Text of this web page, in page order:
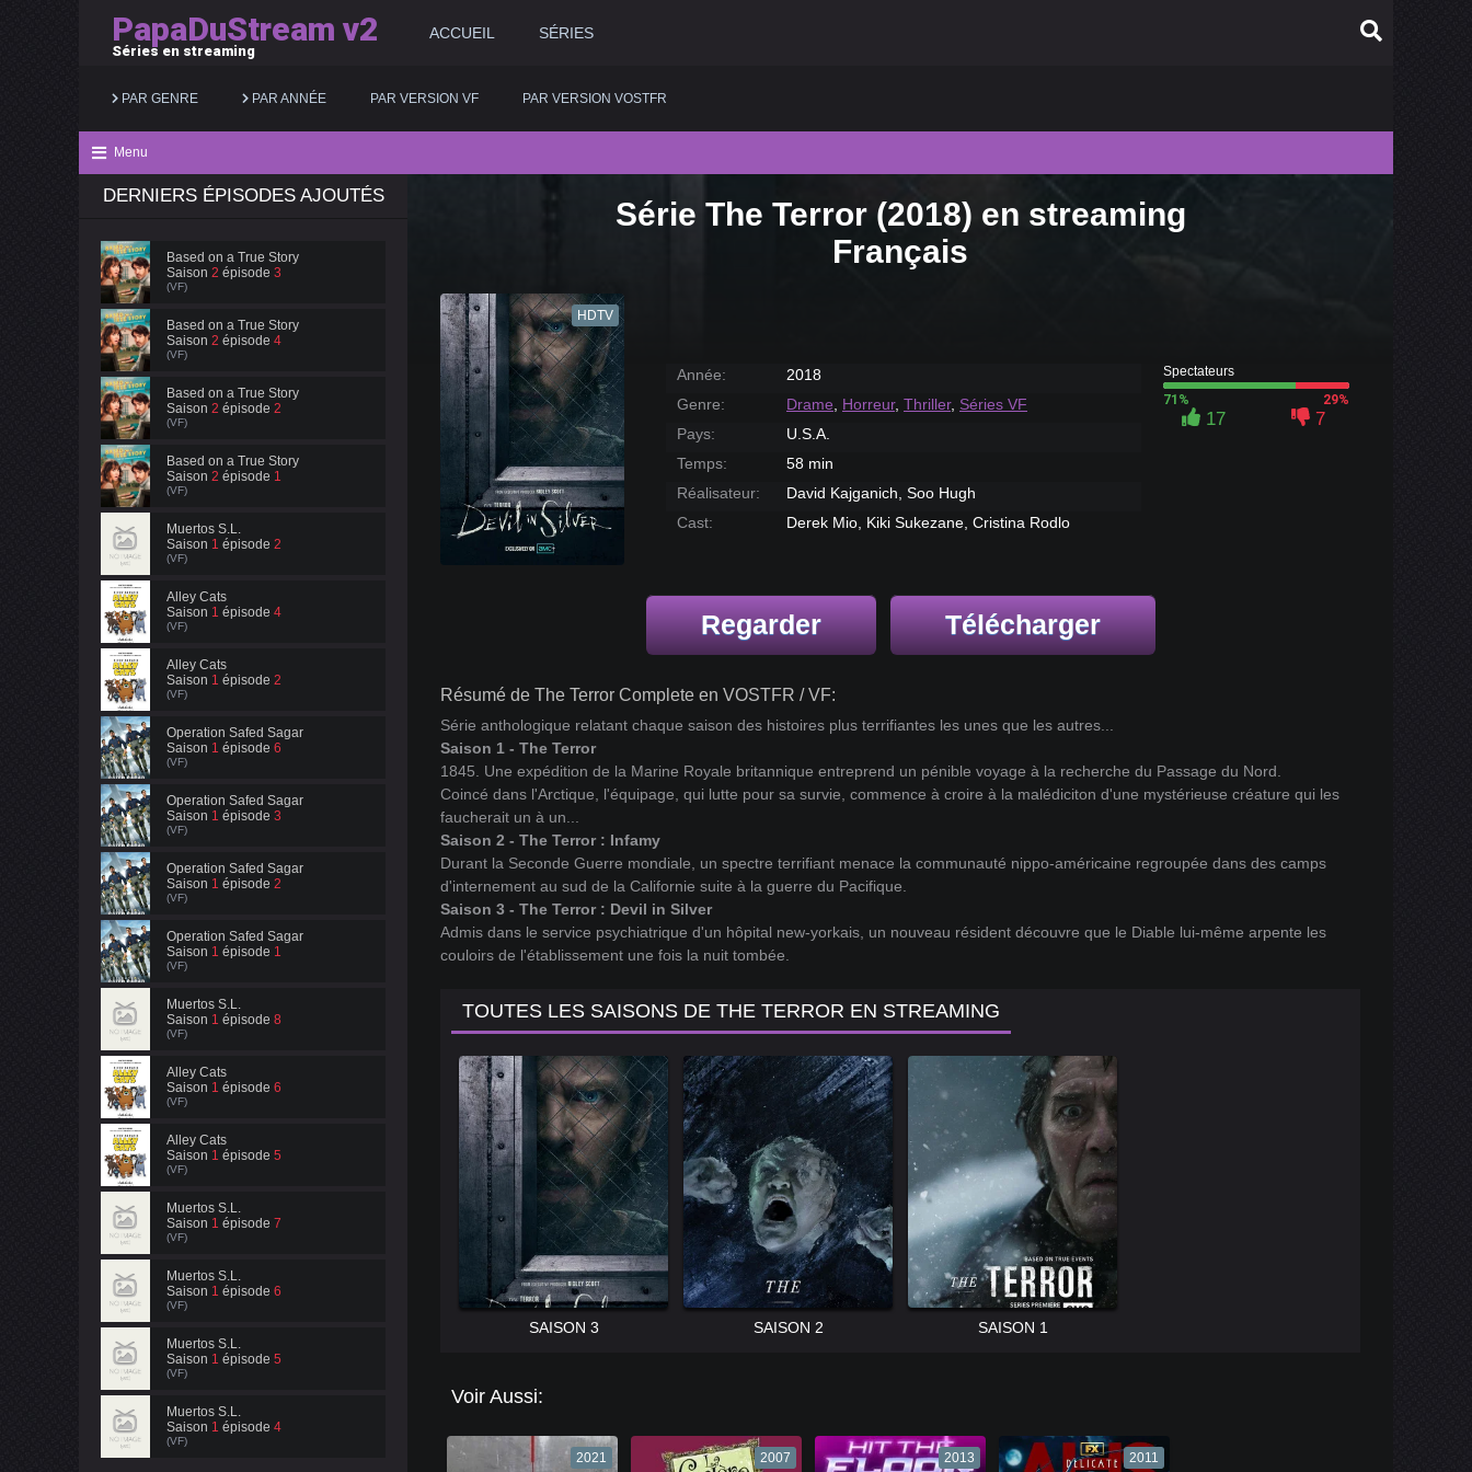
PapaDuStream v2
Séries en streaming
ACCUEIL SÉRIES
PAR GENRE
Action
Animation
Aventure
Biopic
Comédie
Documentaire
Fantastique
Historique
Musical
Policier
Romance
Science fiction
PAR ANNÉE
2025
2022 2017
2016
2015 2010
PAR VERSION VF PAR VERSION VOSTFR
Menu
DERNIERS ÉPISODES AJOUTÉS
Based on a True Story
Saison 2 épisode 3
(VF)
Based on a True Story
Saison 2 épisode 4
(VF)
Based on a True Story
Saison 2 épisode 2
(VF)
Based on a True Story
Saison 2 épisode 1
(VF)
Muertos S.L.
Saison 1 épisode 2
(VF)
Alley Cats
Saison 1 épisode 4
(VF)
Alley Cats
Saison 1 épisode 2
(VF)
Operation Safed Sagar
Saison 1 épisode 6
(VF)
Operation Safed Sagar
Saison 1 épisode 3
(VF)
Operation Safed Sagar
Saison 1 épisode 2
(VF)
Operation Safed Sagar
Saison 1 épisode 1
(VF)
Muertos S.L.
Saison 1 épisode 8
(VF)
Alley Cats
Saison 1 épisode 6
(VF)
Alley Cats
Saison 1 épisode 5
(VF)
Muertos S.L.
Saison 1 épisode 7
(VF)
Muertos S.L.
Saison 1 épisode 6
(VF)
Muertos S.L.
Saison 1 épisode 5
(VF)
Muertos S.L.
Saison 1 épisode 4
(VF)
Série The Terror (2018) en streaming
Français
HDTV
Année:
2018
Genre:
Drame, Horreur, Thriller, Séries VF
Pays:
U.S.A.
Temps:
58 min
Réalisateur:
David Kajganich, Soo Hugh
Cast:
Derek Mio, Kiki Sukezane, Cristina Rodlo
Spectateurs
71%
29%
17 7
Regarder Télécharger
Résumé de The Terror Complete en VOSTFR / VF:
Série anthologique relatant chaque saison des histoires plus terrifiantes les unes que les autres...
Saison 1 - The Terror
1845. Une expédition de la Marine Royale britannique entreprend un pénible voyage à la recherche du Passage du Nord.
Coincé dans l'Arctique, l'équipage, qui lutte pour sa survie, commence à croire à la malédiciton d'une mystérieuse créature qui les
faucherait un à un...
Saison 2 - The Terror : Infamy
Durant la Seconde Guerre mondiale, un spectre terrifiant menace la communauté nippo-américaine regroupée dans des camps
d'internement au sud de la Californie suite à la guerre du Pacifique.
Saison 3 - The Terror : Devil in Silver
Admis dans le service psychiatrique d'un hôpital new-yorkais, un nouveau résident découvre que le Diable lui-même arpente les
couloirs de l'établissement une fois la nuit tombée.
TOUTES LES SAISONS DE THE TERROR EN STREAMING
SAISON 3 SAISON 2 SAISON 1
Voir Aussi:
2021 2007 2013 2011